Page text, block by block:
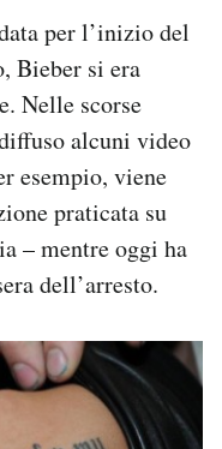
per l’inizio del
Bieber si era
Nelle scorse
alcuni video
esempio, viene
praticata su
– mentre oggi ha
dell’arresto.